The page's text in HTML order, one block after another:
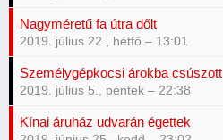
Nagyméretű fa útra dőlt
2019. július 22., hétfő – 13:01
Személygépkocsi árokba csúszott
2019. július 5., péntek – 22:38
Kínai áruház udvarán égettek